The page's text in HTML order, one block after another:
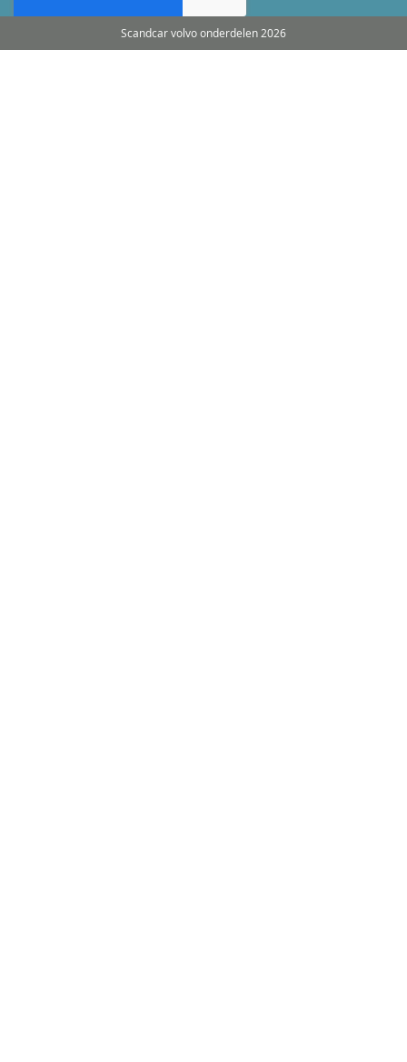
Scandcar volvo onderdelen 2026